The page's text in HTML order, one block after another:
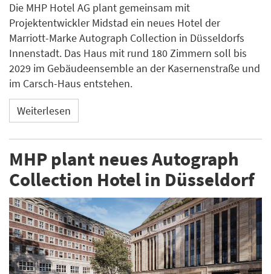
Die MHP Hotel AG plant gemeinsam mit
Projektentwickler Midstad ein neues Hotel der
Marriott-Marke Autograph Collection in Düsseldorfs
Innenstadt. Das Haus mit rund 180 Zimmern soll bis
2029 im Gebäudeensemble an der Kasernenstraße und
im Carsch-Haus entstehen.
Weiterlesen
MHP plant neues Autograph
Collection Hotel in Düsseldorf